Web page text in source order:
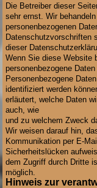
Die Betreiber dieser
sehr ernst. Wir
personenbezogenen
Datenschutzvorschriften
dieser
Wenn Sie diese Website
personenbezogene Daten
Personenbezogene
identifiziert werden
erläutert, welche Daten
auch, wie
und zu welchem Zweck
Wir weisen darauf hin,
Kommunikation per E-
Sicherheitslücken
dem Zugriff durch Dritte
möglich.
Hinweis zur